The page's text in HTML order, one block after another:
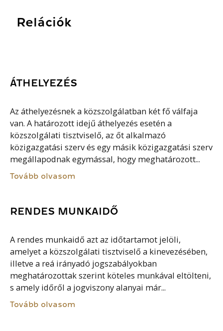
Relációk
ÁTHELYEZÉS
Az áthelyezésnek a közszolgálatban két fő válfaja
van. A határozott idejű áthelyezés esetén a
közszolgálati tisztviselő, az őt alkalmazó
közigazgatási szerv és egy másik közigazgatási szerv
megállapodnak egymással, hogy meghatározott...
Tovább olvasom
RENDES MUNKAIDŐ
A rendes munkaidő azt az időtartamot jelöli,
amelyet a közszolgálati tisztviselő a kinevezésében,
illetve a reá irányadó jogszabályokban
meghatározottak szerint köteles munkával eltölteni,
s amely időről a jogviszony alanyai már...
Tovább olvasom